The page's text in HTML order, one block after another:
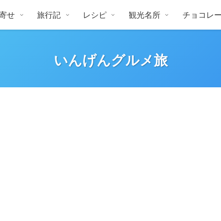
いんげんグルメ旅
せ 旅行記 レシピ 観光名所 チョコレ